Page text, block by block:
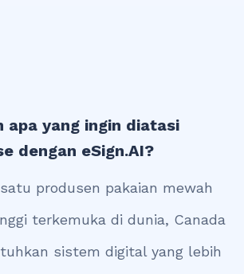
apa yang ingin diatasi
dengan eSign.AI?
produsen pakaian mewah
terkemuka di dunia, Canada
sistem digital yang lebih